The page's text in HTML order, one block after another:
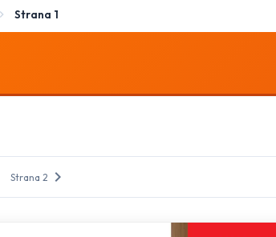
Strana 1
Strana 2 chevron_right